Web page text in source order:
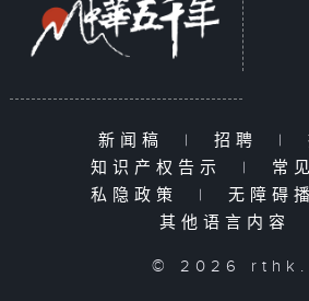
新闻稿 | 招聘 |
知识产权告示
| 常
私隐政策
| 无障碍
其他语言内容
© 2026